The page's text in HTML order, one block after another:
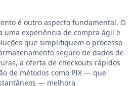
é outro aspecto fundamental. O
uma experiência de compra ágil e
que simplifiquem o processo
seguro de dados de
a oferta de checkouts rápidos
de métodos como PIX — que
— melhora